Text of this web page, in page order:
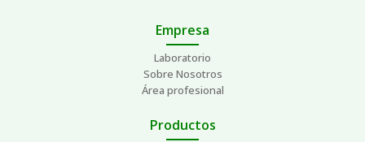
Empresa
Laboratorio
Sobre Nosotros
Área profesional
Productos